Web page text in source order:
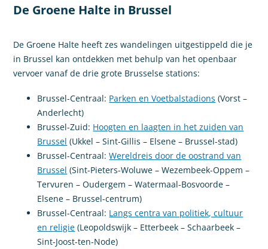
De Groene Halte in Brussel
De Groene Halte heeft zes wandelingen uitgestippeld die je
in Brussel kan ontdekken met behulp van het openbaar
vervoer vanaf de drie grote Brusselse stations:
Brussel-Centraal: Parken en Voetbalstadions (Vorst –
Anderlecht)
Brussel-Zuid: Hoogten en laagten in het zuiden van
Brussel (Ukkel – Sint-Gillis – Elsene – Brussel-stad)
Brussel-Centraal:Wereldreis door de oostrand van
Brussel (Sint-Pieters-Woluwe – Wezembeek-Oppem –
Tervuren – Oudergem – Watermaal-Bosvoorde –
Elsene – Brussel-centrum)
Brussel-Centraal: Langs centra van politiek, cultuur
en religie (Leopoldswijk – Etterbeek – Schaarbeek –
Sint-Joost-ten-Node)